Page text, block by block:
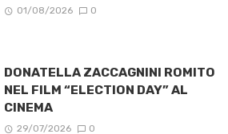
01/08/2026 0
DONATELLA ZACCAGNINI ROMITO
NEL FILM “ELECTION DAY” AL
CINEMA
29/07/2026 0